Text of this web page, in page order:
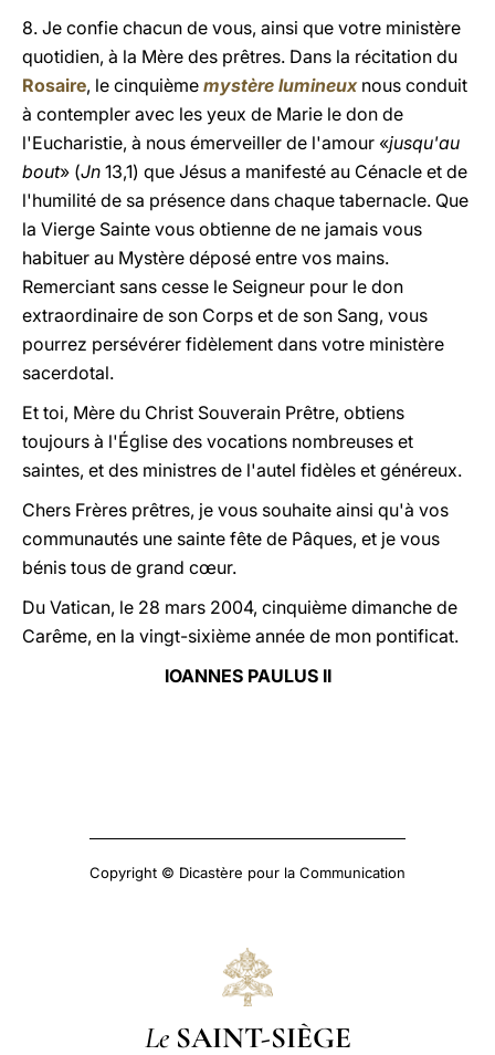
8. Je confie chacun de vous, ainsi que votre ministère
quotidien, à la Mère des prêtres. Dans la récitation du
Rosaire, le cinquième mystère lumineuxnous conduit
à contempler avec les yeux de Marie le don de
l'Eucharistie, à nous émerveiller de l'amour «jusqu'au
bout» (Jn 13,1) que Jésus a manifesté au Cénacle et de
l'humilité de sa présence dans chaque tabernacle. Que
la Vierge Sainte vous obtienne de ne jamais vous
habituer au Mystère déposé entre vos mains.
Remerciant sans cesse le Seigneur pour le don
extraordinaire de son Corps et de son Sang, vous
pourrez persévérer fidèlement dans votre ministère
sacerdotal.
Et toi, Mère du Christ Souverain Prêtre, obtiens
toujours à l'Église des vocations nombreuses et
saintes, et des ministres de l'autel fidèles et généreux.
Chers Frères prêtres, je vous souhaite ainsi qu'à vos
communautés une sainte fête de Pâques, et je vous
bénis tous de grand cœur.
Du Vatican, le 28 mars 2004, cinquième dimanche de
Carême, en la vingt-sixième année de mon pontificat.
IOANNES PAULUS II
Copyright © Dicastère pour la Communication
Le SAINT-SIÈGE